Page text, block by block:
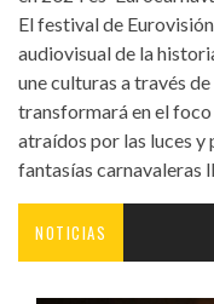
El festival de
audiovisual de la
une culturas a través
transformará en el foco
atraídos por las luces y
fantasías carnavaleras
NOTICIAS